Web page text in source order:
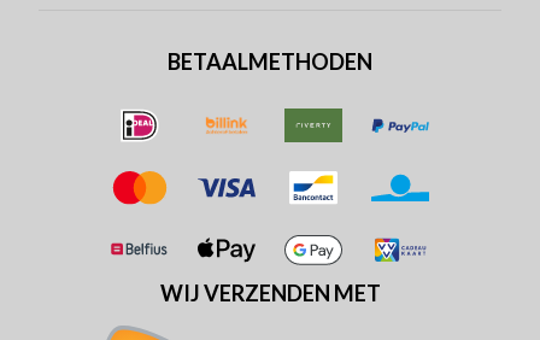
BETAALMETHODEN
WIJ VERZENDEN MET